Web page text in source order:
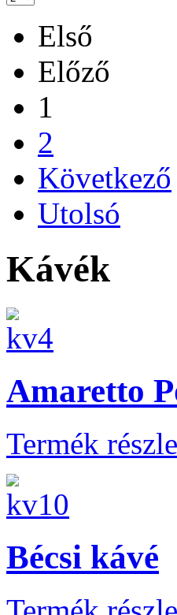
Első
Előző
1
2
Következő
Utolsó
Kávék
Amaretto
Termék
Bécsi kávé